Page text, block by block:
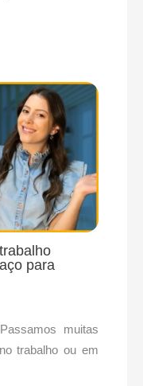
para
muitas
trabalho ou em